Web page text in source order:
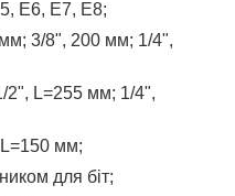
E6, E7, E8;
3/8", 200 мм; 1/4",
2", L=255 мм; 1/4",
мм;
для біт;